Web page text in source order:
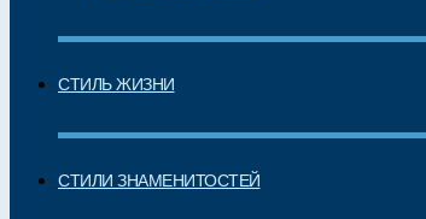
СТИЛЬ ЖИЗНИ
СТИЛИ ЗНАМЕНИТОСТЕЙ